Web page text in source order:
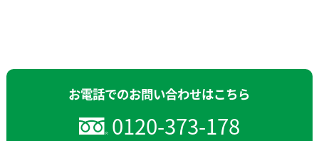
お電話でのお問い合わせはこちら
0120-373-178